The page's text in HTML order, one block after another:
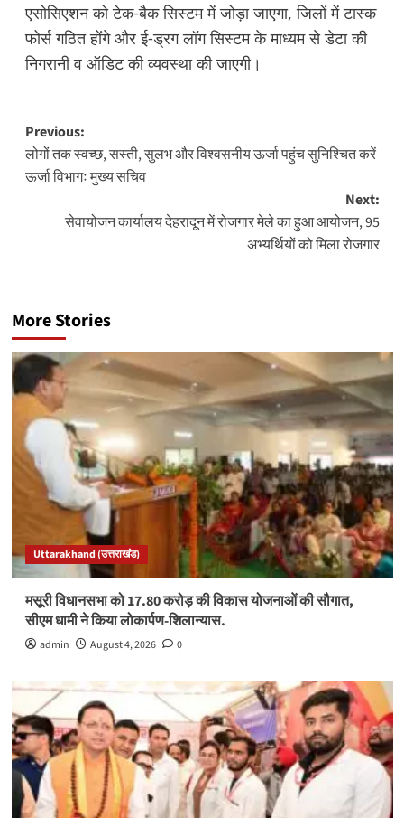
एसोसिएशन को टेक-बैक सिस्टम में जोड़ा जाएगा, जिलों में टास्क
फोर्स गठित होंगे और ई-ड्रग लॉग सिस्टम के माध्यम से डेटा की
निगरानी व ऑडिट की व्यवस्था की जाएगी।
Post
navigation
Previous:
लोगों तक स्वच्छ, सस्ती, सुलभ और विश्वसनीय ऊर्जा पहुंच सुनिश्चित करें
ऊर्जा विभागः मुख्य सचिव
Next:
सेवायोजन कार्यालय देहरादून में रोजगार मेले का हुआ आयोजन, 95
अभ्यर्थियों को मिला रोजगार
More Stories
Uttarakhand (उत्तराखंड)
मसूरी विधानसभा को 17.80 करोड़ की विकास योजनाओं की सौगात,
सीएम धामी ने किया लोकार्पण-शिलान्यास.
admin August 4, 2026 0